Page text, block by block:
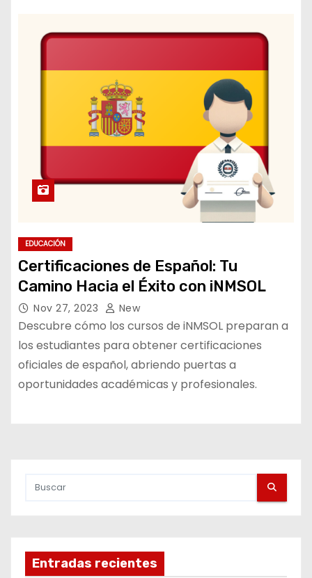
EDUCACIÓN
Certificaciones de Español: Tu
Camino Hacia el Éxito con iNMSOL
Nov 27, 2023 New
Descubre cómo los cursos de iNMSOL preparan a
los estudiantes para obtener certificaciones
oficiales de español, abriendo puertas a
oportunidades académicas y profesionales.
Entradas recientes